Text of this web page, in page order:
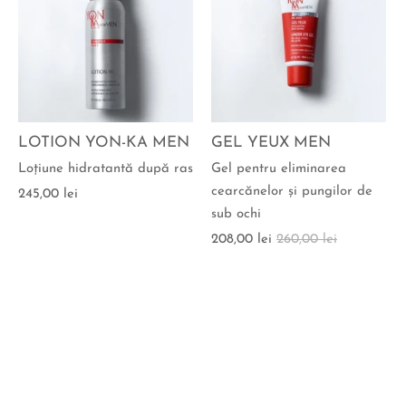
LOTION YON-KA MEN
Loţiune hidratantă după ras
245,00 lei
GEL YEUX MEN
Gel pentru eliminarea
cearcănelor şi pungilor de
sub ochi
208,00 lei 260,00 lei